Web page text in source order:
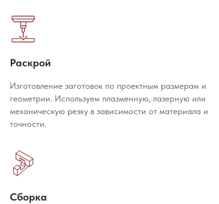
Раскрой
Изготовление заготовок по проектным размерам и
геометрии. Используем плазменную, лазерную или
механическую резку в зависимости от материала и
точности.
Сборка